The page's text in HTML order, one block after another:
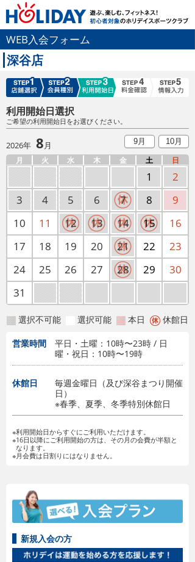
WEB入会フォーム
深谷店
利用開始日選択
ご希望の利用開始日をお選びください。
2026年 8月 9月 10月
月 火 水 木 金 土 日
1
2
3
4 5 6 7 8
9
10
11 12 13 14 15
16
17
18 19 20 21 22
23
24
25 26 27 28 29
30
31
選択不可能 選択可能 本日 休館日
営業時間
平日・土曜：10時〜23時 / 日
曜・祝日：10時〜19時
休館日
毎週金曜日（及び深谷まつり開催
日）
※春季、夏季、冬季特別休館日
※利用開始日からすぐにご利用いただけます。
※16日以降にご利用開始の方は、その月の会費が半額と
なります。
※月会費は日割りにはなりません。
新規入会の方